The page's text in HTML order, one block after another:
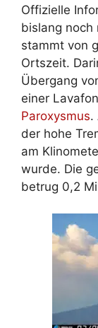
Offizielle
bislang noch
stammt von
Ortszeit.
Übergang
einer
Paroxysmus.
der hohe
am
wurde. Die
betrug 0,2